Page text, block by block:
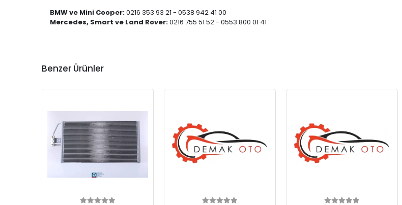
BMW ve Mini Cooper:0216 353 93 21 - 0538 942 41 00
Mercedes, Smart ve Land Rover:0216 755 51 52 - 0553 800 01 41
Benzer Ürünler